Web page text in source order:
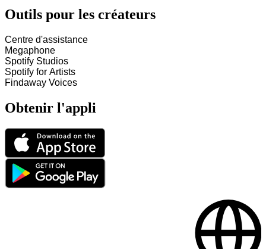
Outils pour les créateurs
Centre d'assistance
Megaphone
Spotify Studios
Spotify for Artists
Findaway Voices
Obtenir l'appli